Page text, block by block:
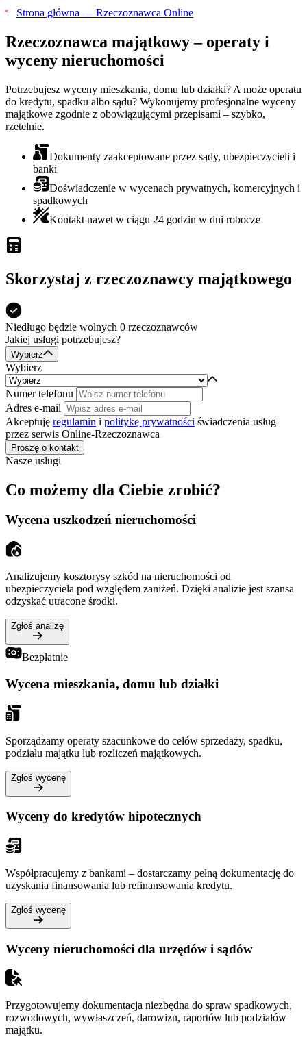
Strona główna — Rzeczoznawca Online
Rzeczoznawca majątkowy– operaty i
wyceny nieruchomości
Potrzebujesz wyceny mieszkania, domu lub działki? A może operatu
do kredytu, spadku albo sądu? Wykonujemy profesjonalne wyceny
majątkowe zgodnie z obowiązującymi przepisami – szybko,
rzetelnie.
Dokumenty zaakceptowane przez sądy, ubezpieczycieli i
banki
Doświadczenie w wycenach prywatnych, komercyjnych i
spadkowych
Kontakt nawet w ciągu 24 godzin w dni robocze
Skorzystaj z rzeczoznawcy majątkowego
Niedługo będzie wolnych 0 rzeczoznawców
Jakiej usługi potrzebujesz?
Wybierz
Wybierz
Numer telefonu
Adres e-mail
Akceptuję regulamin i politykę prywatności świadczenia usług
przez serwis Online-Rzeczoznawca
Proszę o kontakt
Nasze usługi
Co możemy dla Ciebie zrobić?
Wycena uszkodzeń nieruchomości
Analizujemy kosztorysy szkód na nieruchomości od
ubezpieczyciela pod względem zaniżeń. Dzięki analizie jest szansa
odzyskać utracone środki.
Zgłoś analizę
Bezpłatnie
Wycena mieszkania, domu lub działki
Sporządzamy operaty szacunkowe do celów sprzedaży, spadku,
podziału majątku lub rozliczeń majątkowych.
Zgłoś wycenę
Wyceny do kredytów hipotecznych
Współpracujemy z bankami – dostarczamy pełną dokumentację do
uzyskania finansowania lub refinansowania kredytu.
Zgłoś wycenę
Wyceny nieruchomości dla urzędów i sądów
Przygotowujemy dokumentacja niezbędna do spraw spadkowych,
rozwodowych, wywłaszczeń, darowizn, raportów lub podziałów
majątku.